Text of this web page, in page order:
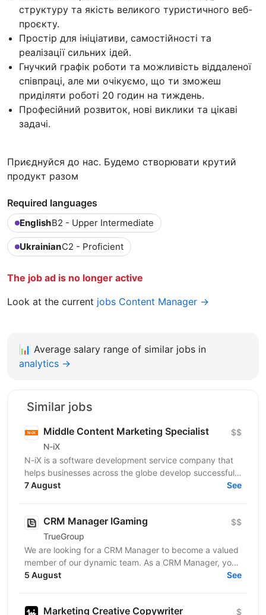
структуру та якість великого туристичного веб-
проєкту.
Простір для ініціативи, самостійності та
реалізації сильних ідей.
Гнучкий графік роботи та можливість віддаленої
співпраці, але ми очікуємо, що ти зможеш
приділяти роботі 20 годин на тиждень.
Професійний розвиток, нові виклики та цікаві
задачі.
Приєднуйся до нас. Будемо створювати крутий
продукт разом
Required languages
EnglishB2 - Upper Intermediate
UkrainianC2 - Proficient
The job ad is no longer active
Look at the current jobs Content Manager →
📊 Average salary range of similar jobs in
analytics →
Similar jobs
Middle Content Marketing Specialist
N-iX
$$
N-iX is a software development service company that
helps businesses across the globe develop successful
software products. Founded in 2002 in Lviv, N-iX...
7 August See
CRM Manager IGaming
TrueGroup
$$
We are looking for a CRM Manager to become a valued
member of our dynamic team. As a CRM Manager, you
will play a pivotal role in nurturing and retaining...
5 August See
Marketing Creative Copywriter $